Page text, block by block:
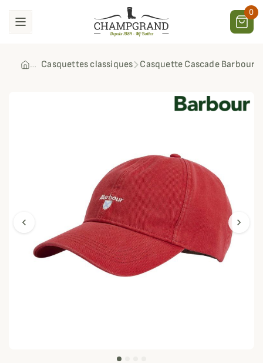
0
Casquettes classiques Casquette Cascade Barbour
chevron_left chevron_right